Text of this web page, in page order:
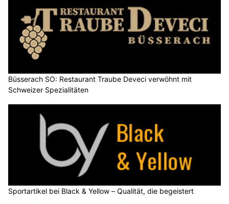
Büsserach SO: Restaurant Traube Deveci verwöhnt mit
Schweizer Spezialitäten
Sportartikel bei Black & Yellow – Qualität, die begeistert